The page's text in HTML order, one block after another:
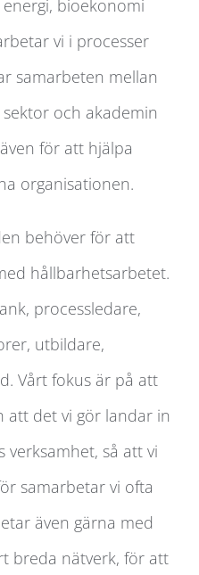
bioekonomi
vi i processer
samarbeten mellan
och akademin
för att hjälpa
organisationen.
behöver för att
hållbarhetsarbetet.
processledare,
utbildare,
Vårt fokus är på att
att det vi gör landar in
så att vi
samarbetar vi ofta
även gärna med
breda nätverk, för att